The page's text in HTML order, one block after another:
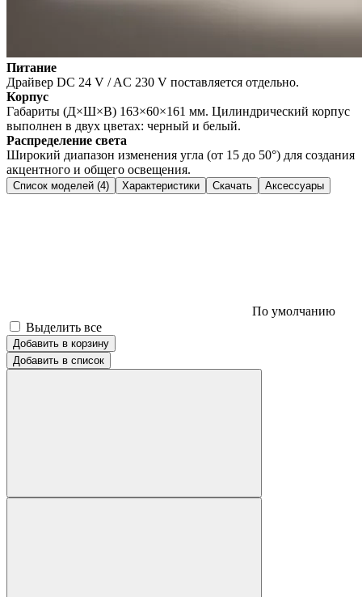
Питание
Драйвер DС 24 V / AC 230 V поставляется отдельно.
Корпус
Габариты (Д×Ш×В) 163×60×161 мм. Цилиндрический корпус
выполнен в двух цветах: черный и белый.
Распределение света
Широкий диапазон изменения угла (от 15 до 50°) для создания
акцентного и общего освещения.
Список моделей (4) Характеристики Скачать Аксессуары
По умолчанию
Выделить все
Добавить в корзину
Добавить в список